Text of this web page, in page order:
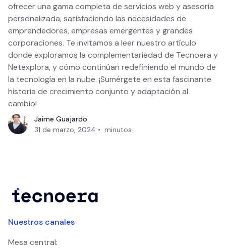
ofrecer una gama completa de servicios web y asesoría
personalizada, satisfaciendo las necesidades de
emprendedores, empresas emergentes y grandes
corporaciones. Te invitamos a leer nuestro artículo
donde exploramos la complementariedad de Tecnoera y
Netexplora, y cómo continúan redefiniendo el mundo de
la tecnología en la nube. ¡Sumérgete en esta fascinante
historia de crecimiento conjunto y adaptación al
cambio!
Jaime Guajardo
31 de marzo, 2024 • minutos
Nuestros canales
Mesa central: